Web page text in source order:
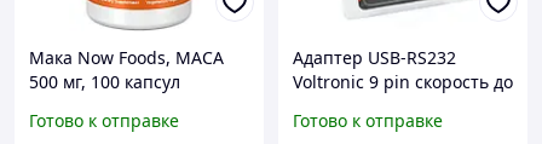
Мака Now Foods, MACA
500 мг, 100 капсул
Готово к отправке
Адаптер USB-RS232
Voltronic 9 pin скорость до
Windows и Mac
Готово к отправке